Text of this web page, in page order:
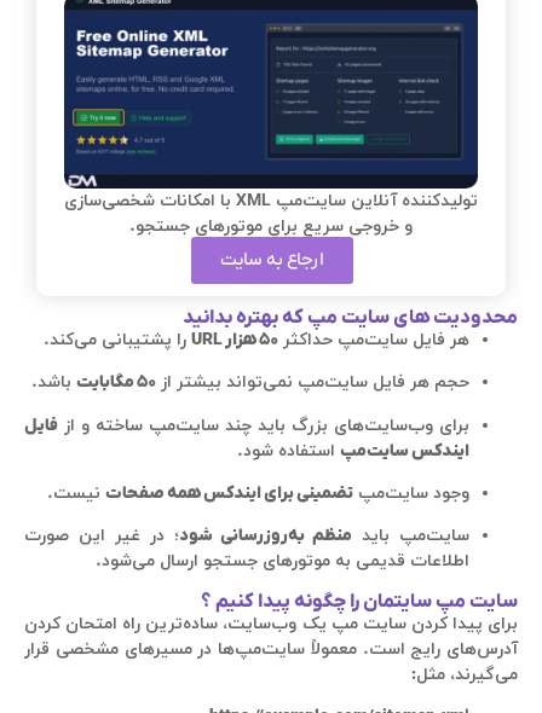
تولیدکننده آنلاین سایت‌مپ XML با امکانات شخصی‌سازی
و خروجی سریع برای موتورهای جستجو.
ارجاع به سایت
محدودیت های سایت مپ که بهتره بدانید
هر فایل سایت‌مپ حداکثر ۵۰ هزار URL
را پشتیبانی می‌کند.
حجم هر فایل سایت‌مپ نمی‌تواند بیشتر از ۵۰ مگابایت
باشد.
برای وب‌سایت‌های بزرگ باید چند سایت‌مپ ساخته و از فایل
ایندکس سایت‌مپ استفاده شود.
وجود سایت‌مپ تضمینی برای ایندکس همه صفحات نیست.
سایت‌مپ باید منظم به‌روزرسانی شود؛ در غیر این صورت
اطلاعات قدیمی به موتورهای جستجو ارسال می‌شود.
سایت مپ سایتمان را چگونه پیدا کنیم ؟
برای پیدا کردن سایت مپ یک وب‌سایت، ساده‌ترین راه امتحان کردن
آدرس‌های رایج است. معمولاً سایت‌مپ‌ها در مسیرهای مشخصی قرار
می‌گیرند، مثل: